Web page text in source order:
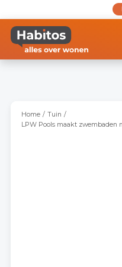
naar
inhoud
gaan
Home
Tuin
LPW Pools maakt zwembaden